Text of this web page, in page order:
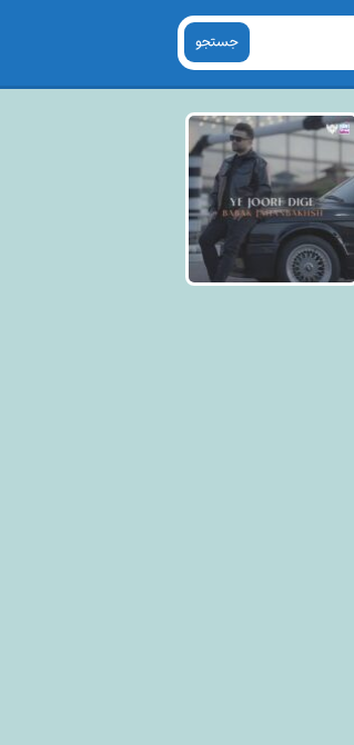
جستجو